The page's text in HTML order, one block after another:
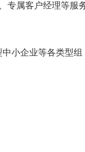
专属客户经理等服
小企业等各类型组